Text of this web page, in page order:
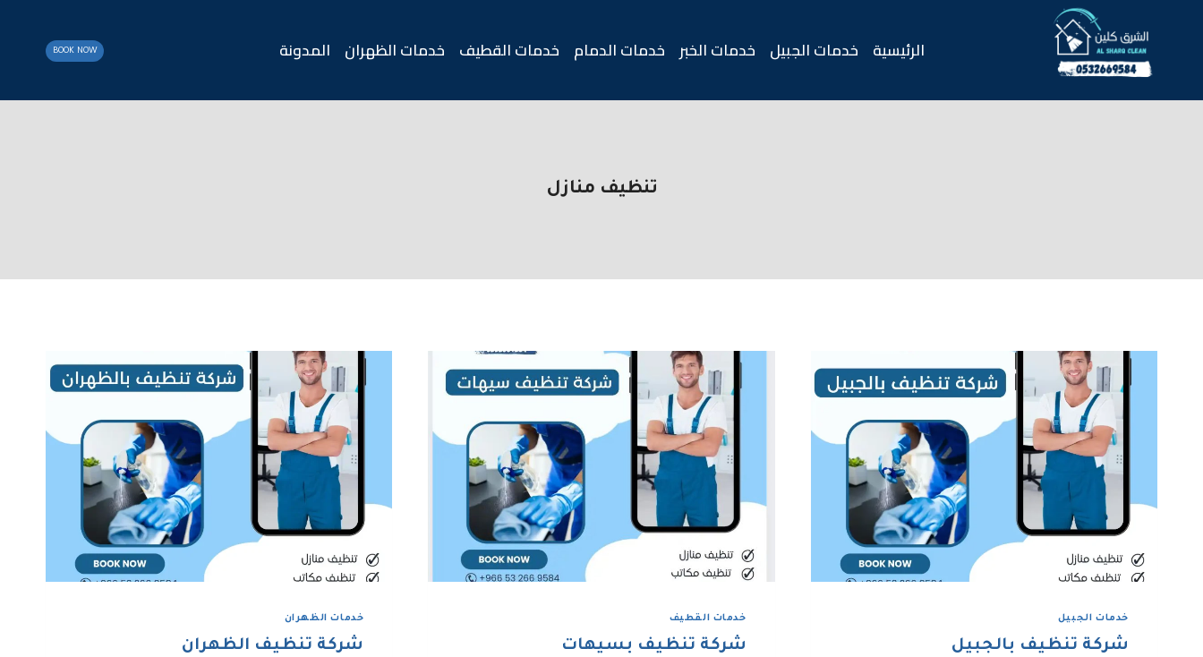
الرئيسية خدمات الجبيل خدمات الخبر خدمات الدمام خدمات القطيف خدمات الظهران المدونة BOOK NOW
تنظيف منازل
خدمات الجبيل
شركة تنظيف بالجبيل
خدمات القطيف
شركة تنظيف بسيهات
خدمات الظهران
شركة تنظيف الظهران